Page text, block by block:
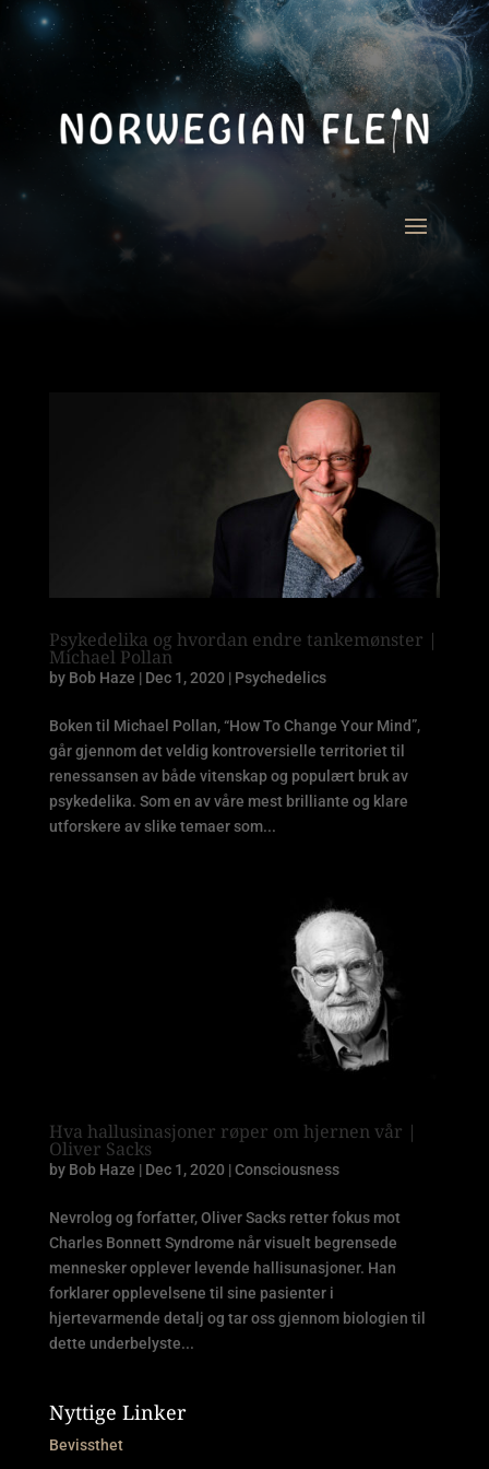
Psykedelika og hvordan endre tankemønster |
Michael Pollan
by Bob Haze | Dec 1, 2020 | Psychedelics
Boken til Michael Pollan, “How To Change Your Mind”,
går gjennom det veldig kontroversielle territoriet til
renessansen av både vitenskap og populært bruk av
psykedelika. Som en av våre mest brilliante og klare
utforskere av slike temaer som...
Hva hallusinasjoner røper om hjernen vår |
Oliver Sacks
by Bob Haze | Dec 1, 2020 |Consciousness
Nevrolog og forfatter, Oliver Sacks retter fokus mot
Charles Bonnett Syndrome når visuelt begrensede
mennesker opplever levende hallisunasjoner. Han
forklarer opplevelsene til sine pasienter i
hjertevarmende detalj og tar oss gjennom biologien til
dette underbelyste...
Nyttige Linker
Bevissthet